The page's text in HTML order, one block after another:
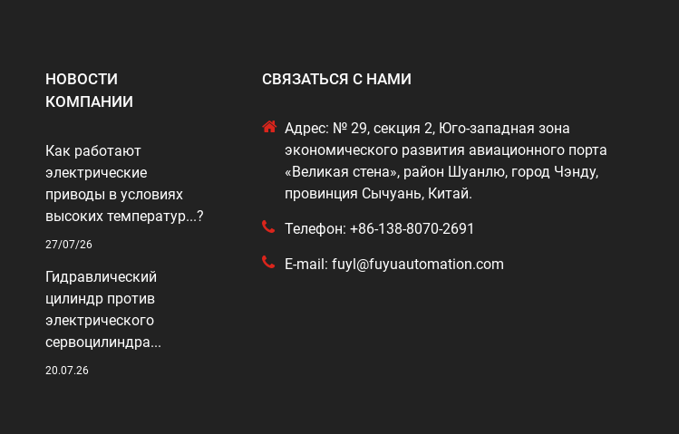
НОВОСТИ
КОМПАНИИ
Как работают
электрические
приводы в условиях
высоких температур...?
27/07/26
Гидравлический
цилиндр против
электрического
сервоцилиндра...
20.07.26
СВЯЗАТЬСЯ С НАМИ
Адрес: № 29, секция 2, Юго-западная зона
экономического развития авиационного порта
«Великая стена», район Шуанлю, город Чэнду,
провинция Сычуань, Китай.
Телефон: +86-138-8070-2691
E-mail: fuyl@fuyuautomation.com